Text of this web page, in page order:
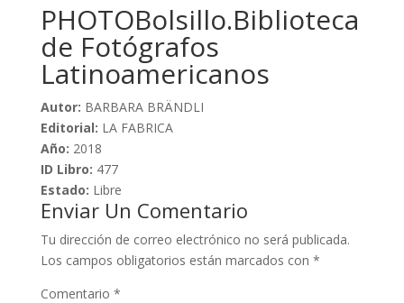
PHOTOBolsillo.Biblioteca
de Fotógrafos
Latinoamericanos
Autor: BARBARA BRÄNDLI
Editorial: LA FABRICA
Año: 2018
ID Libro: 477
Estado: Libre
Enviar Un Comentario
Tu dirección de correo electrónico no será publicada.
Los campos obligatorios están marcados con *
Comentario *